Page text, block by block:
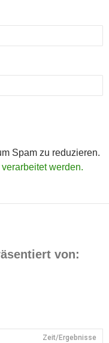
Spam zu reduzieren.
werden.
von:
Zeit/Ergebnisse